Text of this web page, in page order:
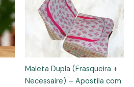
Maleta Dupla (Frasqueira +
Necessaire) – Apostila com